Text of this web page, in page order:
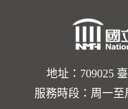
地址：709025
服務時段：周一至